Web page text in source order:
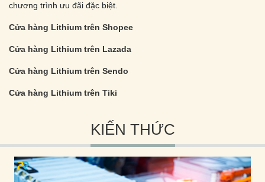
chương trình ưu đãi đặc biệt.
Cửa hàng Lithium trên Shopee
Cửa hàng Lithium trên Lazada
Cửa hàng Lithium trên Sendo
Cửa hàng Lithium trên Tiki
KIẾN THỨC